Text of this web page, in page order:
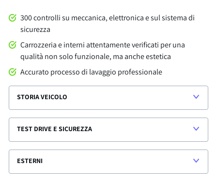
300 controlli su meccanica, elettronica e sul sistema di
sicurezza
Carrozzeria e interni attentamente verificati per una
qualità non solo funzionale, ma anche estetica
Accurato processo di lavaggio professionale
STORIA VEICOLO
TEST DRIVE E SICUREZZA
ESTERNI